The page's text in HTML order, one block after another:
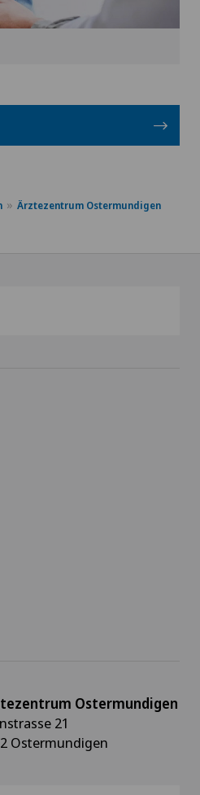
Ärztezentrum Ostermundigen
Ostermundigen
21
Ostermundigen